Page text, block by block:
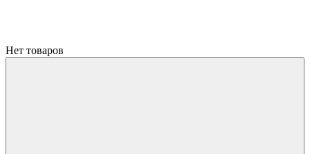
Нет товаров